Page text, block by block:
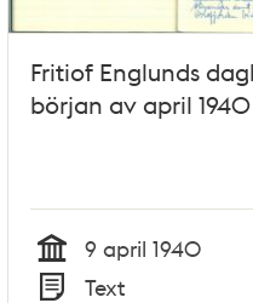
Fritiof Englunds
början av april 1940
Tid
9 april 1940
Text